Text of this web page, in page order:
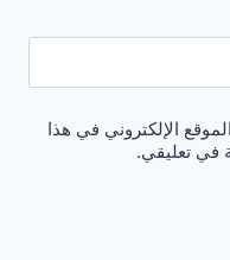
الإلكتروني في هذا
في تعليقي.